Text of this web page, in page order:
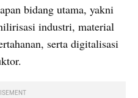
bidang utama, yakni
industri, material
serta digitalisasi